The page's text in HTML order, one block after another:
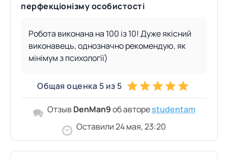
Общая оценка 5 из 5
перфекціонізму особистості
Робота виконана на 100 із 10! Дуже якісний
виконавець, однозначно рекомендую, як
мінімум з психології)
Отзыв DenMan9об автореstudentam
Оставили 24 мая, 23:20